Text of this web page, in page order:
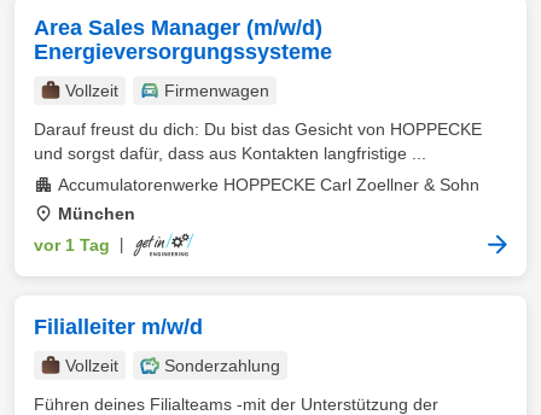
Area Sales Manager (m/w/d)
Energieversorgungssysteme
Vollzeit
Firmenwagen
Darauf freust du dich: Du bist das Gesicht von HOPPECKE
und sorgst dafür, dass aus Kontakten langfristige ...
Accumulatorenwerke HOPPECKE Carl Zoellner & Sohn
München
vor 1 Tag
Filialleiter m/w/d
Vollzeit
Sonderzahlung
Führen deines Filialteams -mit der Unterstützung der